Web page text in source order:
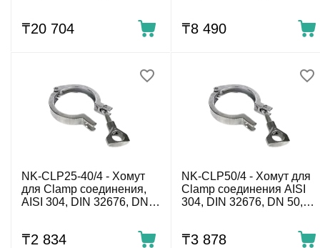
₸20 704 ₸8 490
NK-CLP25-40/4 - Хомут
для Clamp соединения,
AISI 304, DIN 32676, DN
₸2 834
NK-CLP50/4 - Хомут для
Clamp соединения AISI
304, DIN 32676, DN 50,
₸3 878